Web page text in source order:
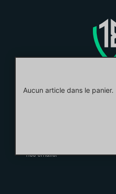
Aucun article dans le panier.
ABONNEZ-VOUS À
En vous inscrivant, vous
politique de confidentialité.
moment via les liens de
nos emails.